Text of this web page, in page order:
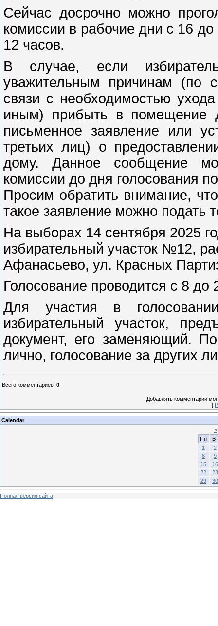
Сейчас досрочно можно
комиссии в рабочие дни с 16
12 часов.
В случае, если
уважительным причинам (по
связи с необходимостью
иным) прибыть в помещение
письменное заявление или
третьих лиц) о
дому. Данное сообщение
комиссии до дня голосования
Просим обратить внимание,
такое заявление можно подать
На выборах 14 сентября 2025
избирательный участок №12,
Афанасьево, ул. Красных
Голосование проводится с 8 до
Для участия в
избирательный участок,
документ, его заменяющий. По
лично, голосование за других
Всего комментариев: 0
Добавлять комментарии
[
Calendar
«
Пн
Вт
1
2
8
9
15
16
22
23
29
30
Полная версия сайта